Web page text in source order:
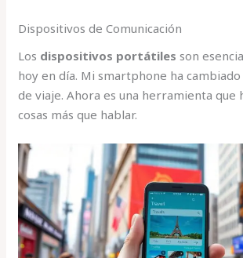
Dispositivos de Comunicación
Los dispositivos portátiles son
hoy en día. Mi smartphone ha
de viaje. Ahora es una herramienta que
cosas más que hablar.